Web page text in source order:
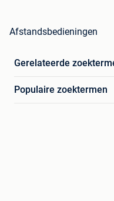
Afstandsbedieningen
Gerelateerde
Populaire zoektermen